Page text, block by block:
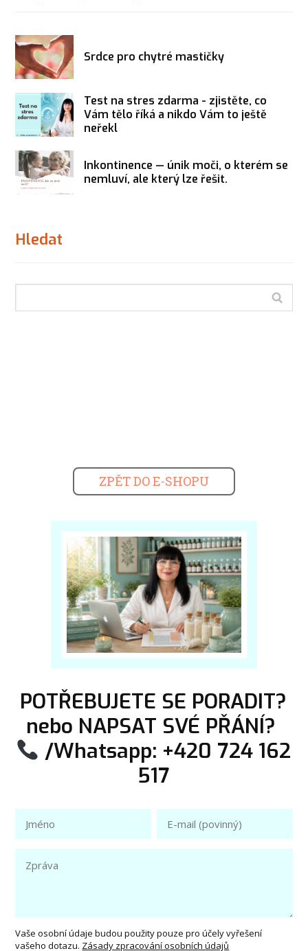
Srdce pro chytré mastičky
Test na stres zdarma - zjistěte, co
Vám tělo říká a nikdo Vám to ještě
neřekl
Inkontinence — únik moči, o kterém se
nemluví, ale který lze řešit.
Hledat
ZPĚT DO E-SHOPU
POTŘEBUJETE SE PORADIT?
nebo NAPSAT SVÉ PŘÁNÍ?
/Whatsapp: +420 724 162
517
Vaše osobní údaje budou použity pouze pro účely vyřešení
vašeho dotazu. Zásady zpracování osobních údajů